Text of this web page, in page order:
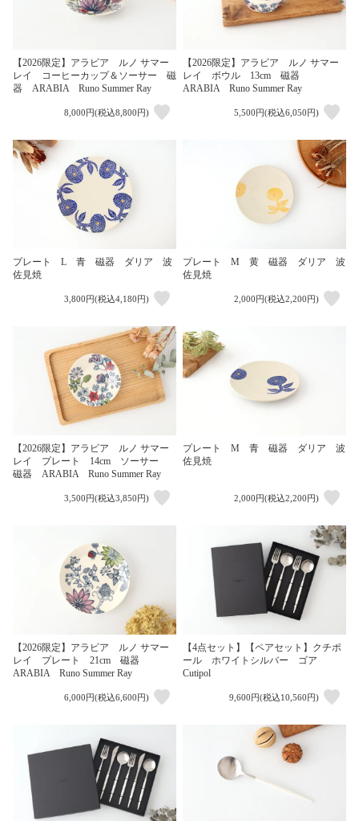
【2026限定】アラビア ルノ サマー
レイ コーヒーカップ＆ソーサー 磁
器 ARABIA Runo Summer Ray
8,000円(税込8,800円)
【2026限定】アラビア ルノ サマー
レイ ボウル 13cm 磁器
ARABIA Runo Summer Ray
5,500円(税込6,050円)
プレート L 青 磁器 ダリア 波
佐見焼
3,800円(税込4,180円)
プレート M 黄 磁器 ダリア 波
佐見焼
2,000円(税込2,200円)
【2026限定】アラビア ルノ サマー
レイ プレート 14cm ソーサー
磁器 ARABIA Runo Summer Ray
3,500円(税込3,850円)
プレート M 青 磁器 ダリア 波
佐見焼
2,000円(税込2,200円)
【2026限定】アラビア ルノ サマー
レイ プレート 21cm 磁器
ARABIA Runo Summer Ray
6,000円(税込6,600円)
【4点セット】【ペアセット】クチポ
ール ホワイトシルバー ゴア
Cutipol
9,600円(税込10,560円)